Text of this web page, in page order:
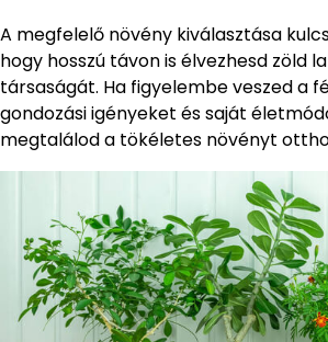
A megfelelő növény kiválasztása
hogy hosszú távon is élvezhesd zöld
társaságát. Ha figyelembe veszed a
gondozási igényeket és saját
megtalálod a tökéletes növényt